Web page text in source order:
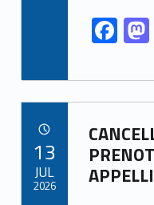
F
ac
e
b
o
o
k
Link identifier archive #link-archive-88386
APPELLI
13
JUL
2026